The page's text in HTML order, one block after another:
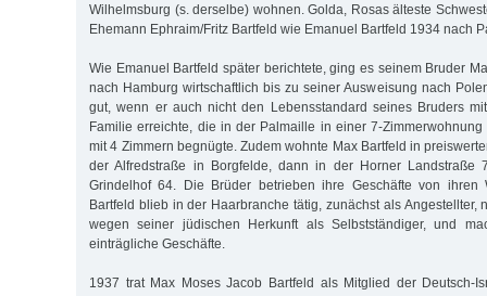
Wilhelmsburg (s. derselbe) wohnen. Golda, Rosas älteste
Ehemann Ephraim/Fritz Bartfeld wie Emanuel Bartfeld 1934 nach
Wie Emanuel Bartfeld später berichtete, ging es seinem Bruder
nach Hamburg wirtschaftlich bis zu seiner Ausweisung nach
gut, wenn er auch nicht den Lebensstandard seines Bruders
Familie erreichte, die in der Palmaille in einer 7-
mit 4 Zimmern begnügte. Zudem wohnte Max Bartfeld in
der Alfredstraße in Borgfelde, dann in der Horner Landstraße
Grindelhof 64. Die Brüder betrieben ihre Geschäfte von ihren
Bartfeld blieb in der Haarbranche tätig, zunächst als Angestellter,
wegen seiner jüdischen Herkunft als Selbstständiger, und
einträgliche Geschäfte.
1937 trat Max Moses Jacob Bartfeld als Mitglied der Deutsch-